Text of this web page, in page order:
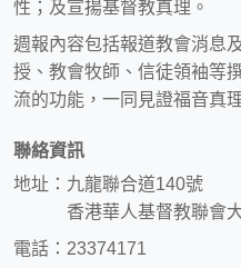
性；及宣揚基督教真理。
週報內容包括報道教會消息
授、教會牧師、信徒領袖
流的功能，一同見證福音真
聯絡資訊
地址：九龍聯合道140號
香港華人基督教聯會
電話：23374171